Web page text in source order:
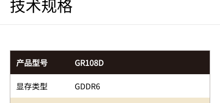
技术规格
产品型号
GR108D
显存类型
GDDR6